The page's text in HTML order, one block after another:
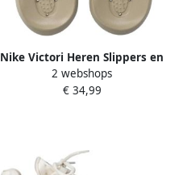
Nike Victori Heren Slippers en
Sandalen Bruin Maat: 45 Mesh
Synthetisch Foot Locker
2 webshops
€ 34,99